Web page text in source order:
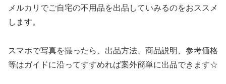
メルカリでご自宅の不用品を出品していみるのをおススメ
します。
スマホで写真を撮ったら、出品方法、商品説明、参考価格
等はガイドに沿ってすすめれば案外簡単に出品できます☆